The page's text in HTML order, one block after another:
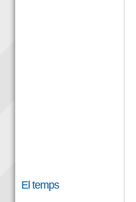
El temps